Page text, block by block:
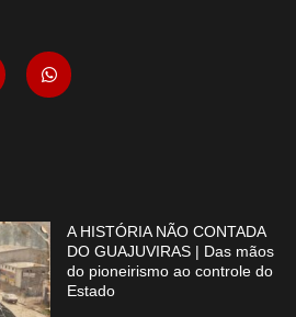
A HISTÓRIA NÃO CONTADA
DO GUAJUVIRAS | Das mãos
do pioneirismo ao controle do
Estado